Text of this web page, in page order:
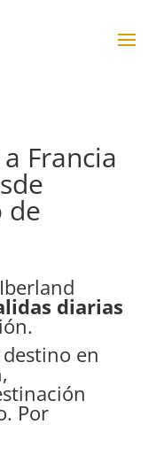
Francia
de
diarias
en
Por